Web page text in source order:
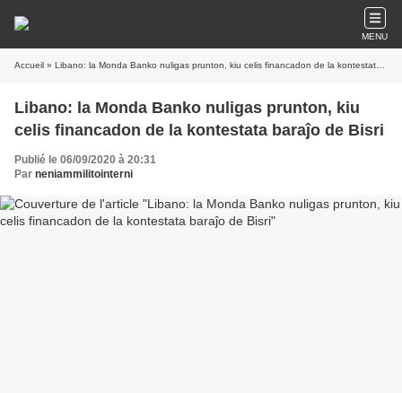
MENU
Accueil » Libano: la Monda Banko nuligas prunton, kiu celis financadon de la kontestata baraĵo de Bisri
Libano: la Monda Banko nuligas prunton, kiu
celis financadon de la kontestata baraĵo de Bisri
Publié le 06/09/2020 à 20:31
Par neniammilitointerni